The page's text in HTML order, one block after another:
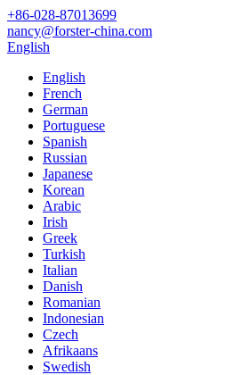
+86-028-87013699
nancy@forster-china.com
English
English
French
German
Portuguese
Spanish
Russian
Japanese
Korean
Arabic
Irish
Greek
Turkish
Italian
Danish
Romanian
Indonesian
Czech
Afrikaans
Swedish